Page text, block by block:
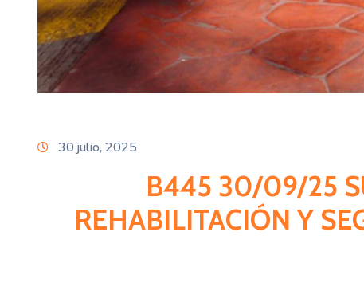
30 julio, 2025
B445 30/09/25
REHABILITACIÓN Y